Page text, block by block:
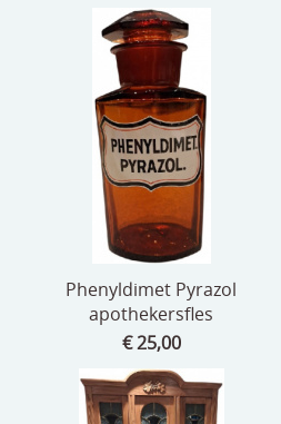
Phenyldimet Pyrazol
apothekersfles
€ 25,00